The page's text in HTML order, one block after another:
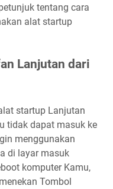
tentang cara
alat startup
Lanjutan dari
startup Lanjutan
tidak dapat masuk ke
menggunakan
di layar masuk
komputer Kamu,
Tombol